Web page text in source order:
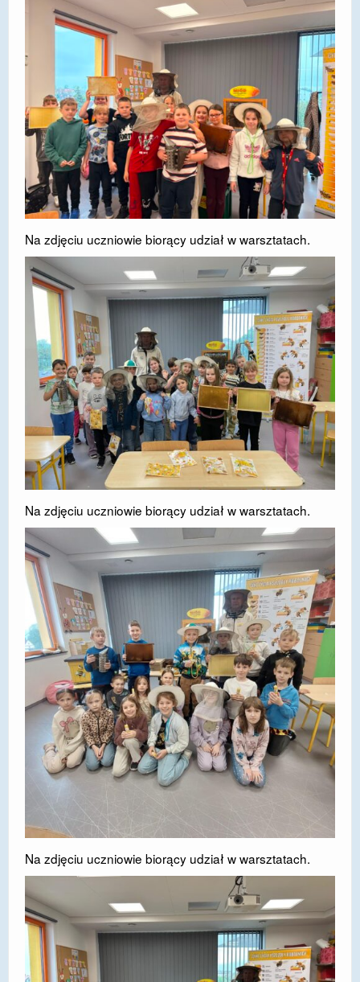
Na zdjęciu uczniowie biorący udział w warsztatach.
Na zdjęciu uczniowie biorący udział w warsztatach.
Na zdjęciu uczniowie biorący udział w warsztatach.